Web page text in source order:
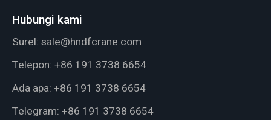
Hubungi kami
Surel: sale@hndfcrane.com
Telepon: +86 191 3738 6654
Ada apa: +86 191 3738 6654
Telegram: +86 191 3738 6654